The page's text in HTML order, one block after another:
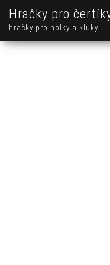
Hračky pro
hračky pro holky a kluky